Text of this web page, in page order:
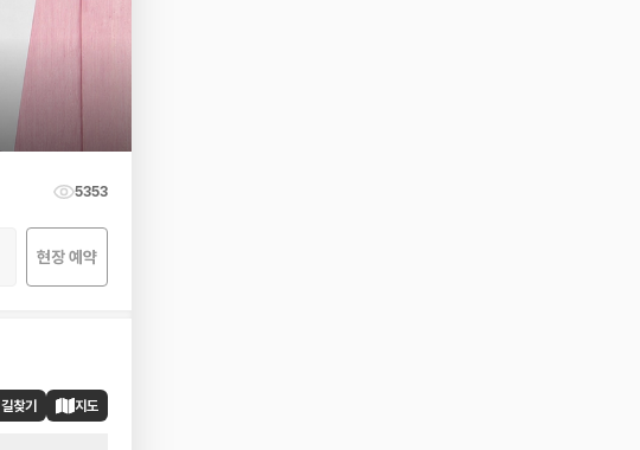
5353
현장 예약
길찾기 지도